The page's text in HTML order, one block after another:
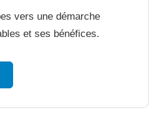
vers une démarche
et ses bénéfices.